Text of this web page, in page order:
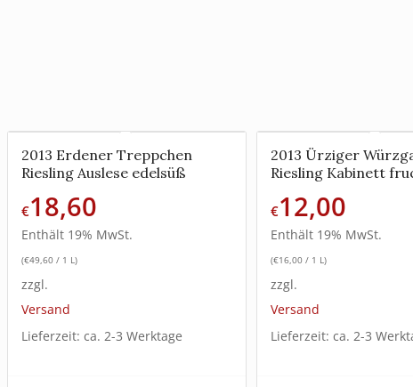
2013 Erdener Treppchen
Riesling Auslese edelsüß
€18,60
Enthält 19% MwSt.
(€49,60/ 1 L)
zzgl.
Versand
Lieferzeit: ca. 2-3 Werktage
2013 Ürziger
Riesling Kabinett
€12,00
Enthält 19% MwSt.
(€16,00/ 1 L)
zzgl.
Versand
Lieferzeit: ca. 2-3